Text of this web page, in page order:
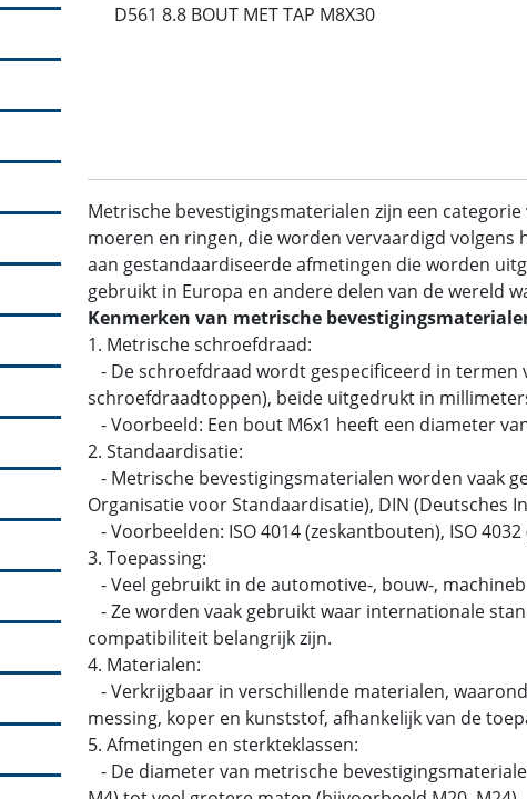
D561 8.8 BOUT MET TAP M8X30
Metrische bevestigingsmaterialen zijn een
moeren en ringen, die worden vervaardigd
aan gestandaardiseerde afmetingen die worden
gebruikt in Europa en andere delen van de wereld
Kenmerken van metrische
1. Metrische schroefdraad:
- De schroefdraad wordt gespecificeerd in
schroefdraadtoppen), beide uitgedrukt in
- Voorbeeld: Een bout M6x1 heeft een diameter
2. Standaardisatie:
- Metrische bevestigingsmaterialen worden vaak
Organisatie voor Standaardisatie), DIN (Deutsches
- Voorbeelden: ISO 4014 (zeskantbouten), ISO
3. Toepassing:
- Veel gebruikt in de automotive-, bouw-,
- Ze worden vaak gebruikt waar internationale
compatibiliteit belangrijk zijn.
4. Materialen:
- Verkrijgbaar in verschillende materialen,
messing, koper en kunststof, afhankelijk van de
5. Afmetingen en sterkteklassen:
- De diameter van metrische